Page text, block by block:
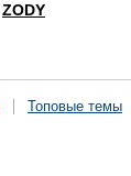
ZODY
Топовые темы